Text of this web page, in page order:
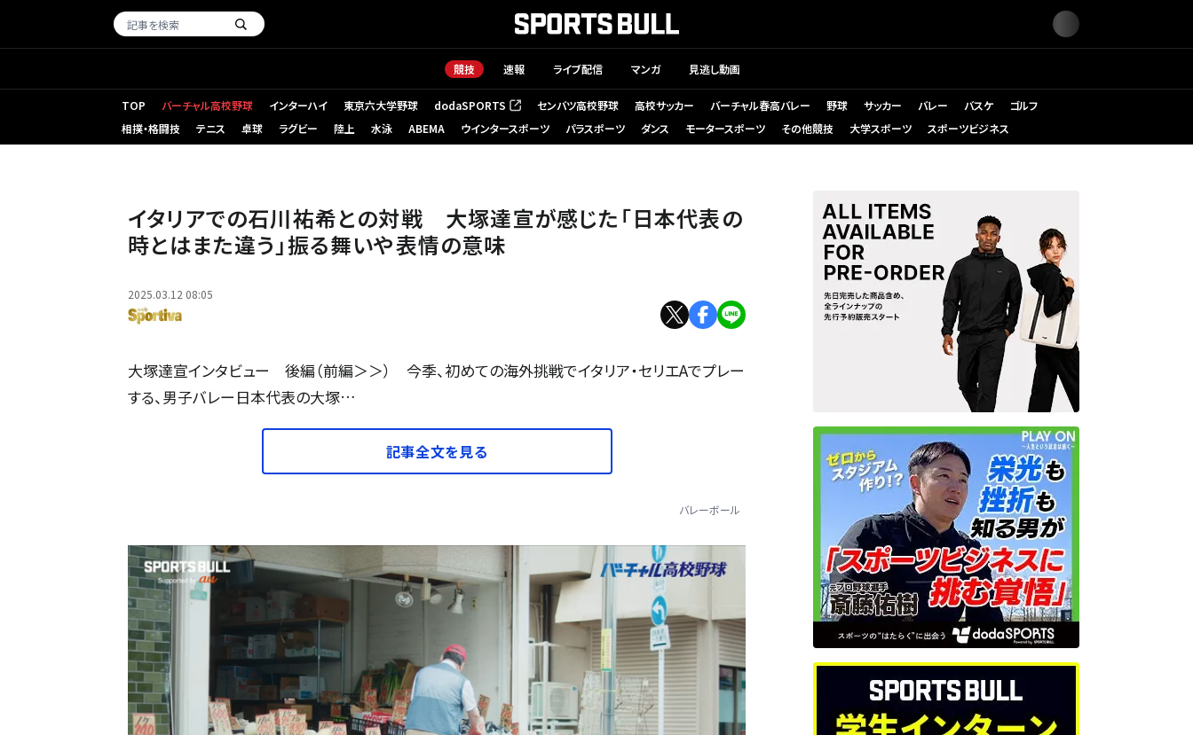
競技 速報 ライブ配信 マンガ 見逃し動画
TOP バーチャル高校野球 インターハイ 東京六大学野球 dodaSPORTS
（新しいタブで開く） センバツ高校野球 高校サッカー バーチャル春高バレー 野球 サッカー バレー バスケ
ゴルフ
相撲・格闘技
テニス 卓球 ラグビー 陸上 水泳 ABEMA ウインタースポーツ パラスポーツ ダンス モータースポーツ その他競技 大学スポーツ スポーツビジネス
イタリアでの石川祐希との対戦 大塚達宣が感じた「日本代表の
時とはまた違う」振る舞いや表情の意味
2025.03.12 08:05
大塚達宣インタビュー 後編（前編＞＞） 今季、初めての海外挑戦でイタリア・セリエAでプレー
する、男子バレー日本代表の大塚…
記事全文を見る
バレーボール